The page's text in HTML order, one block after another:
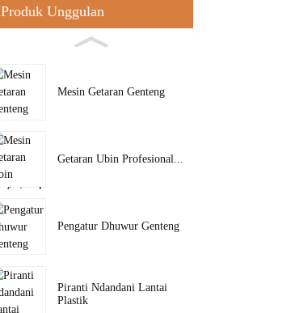
Produk Unggulan
Mesin Getaran Genteng
Getaran Ubin Profesional...
Pengatur Dhuwur Genteng
Piranti Ndandani Lantai
Plastik